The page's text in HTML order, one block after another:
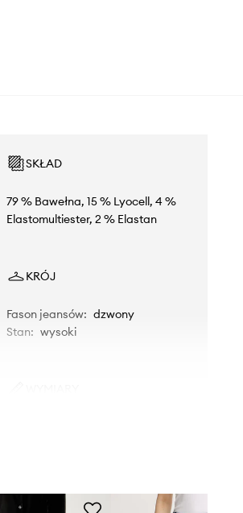
SKŁAD
79 % Bawełna, 15 % Lyocell, 4 %
Elastomultiester, 2 % Elastan
KRÓJ
Fason jeansów: dzwony
Stan: wysoki
Zalecamy wybór rozmiaru, jaki nosisz
zazwyczaj.